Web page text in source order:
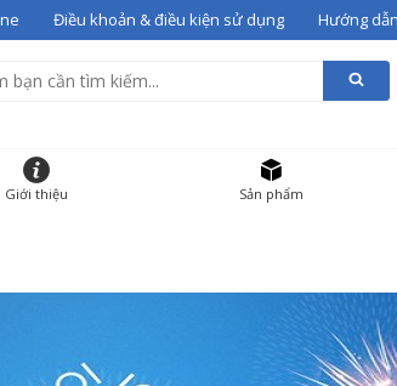
Điều khoản & điều kiện sử dụng Hướng
Giới thiệu Sản phẩm
SỐ LƯỢNG